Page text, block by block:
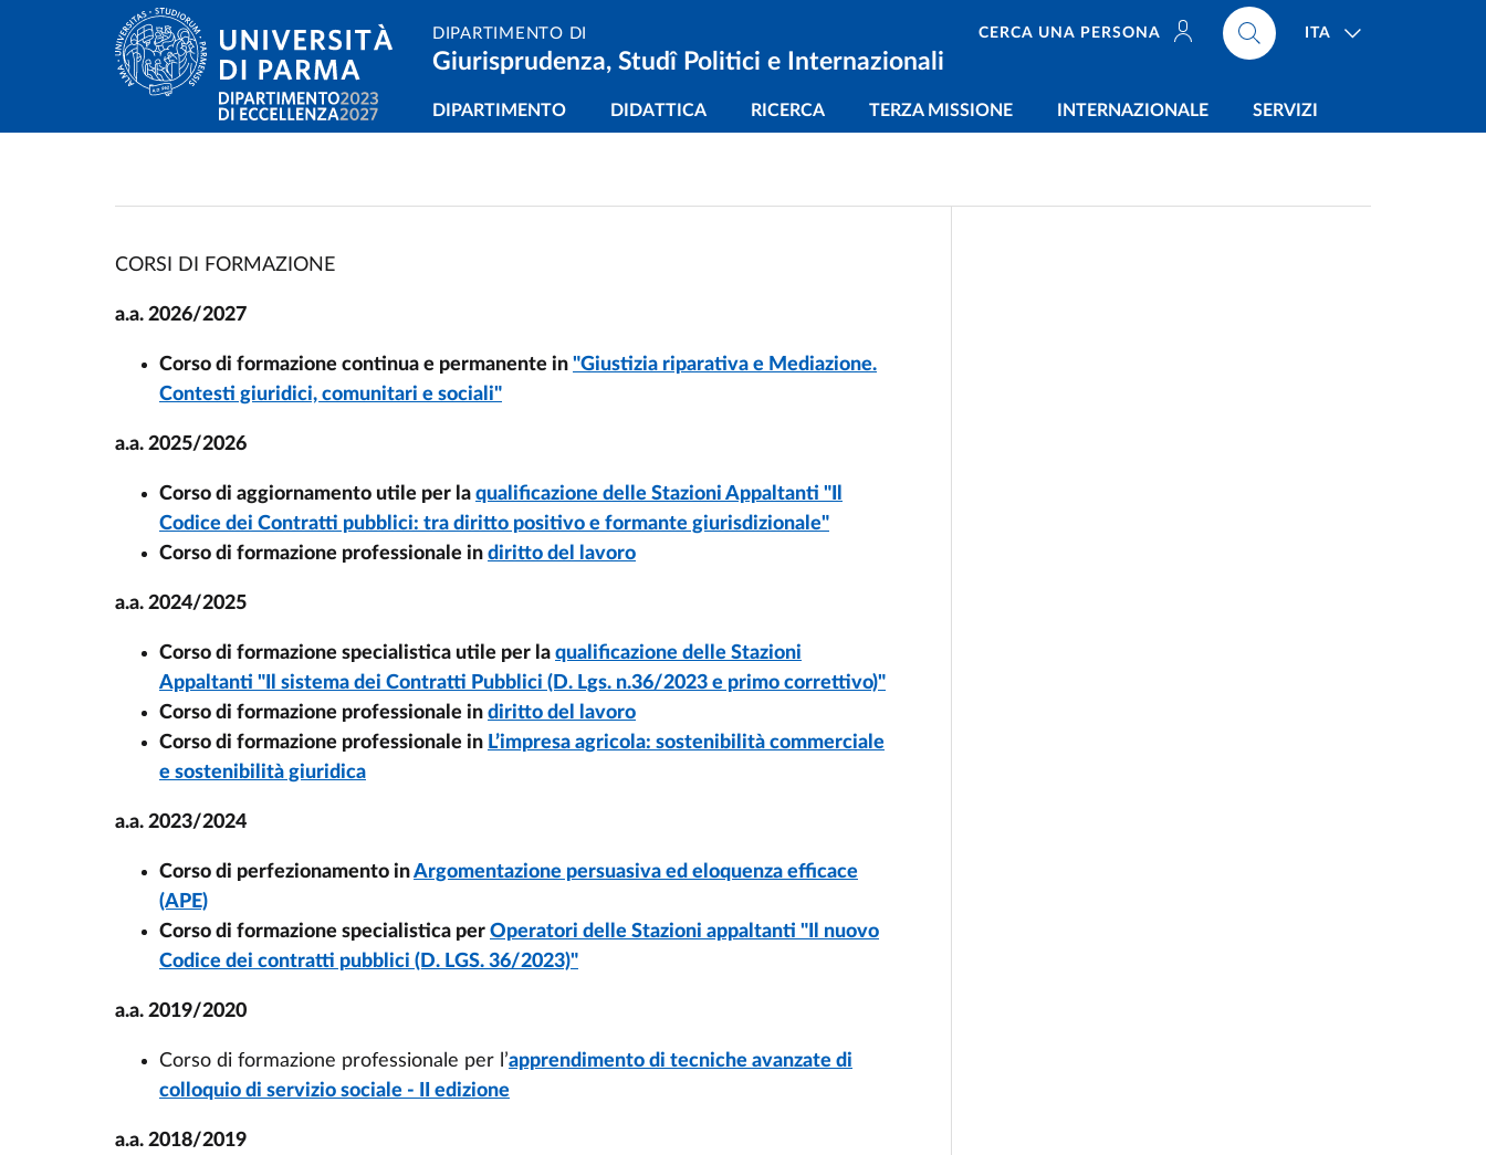
Salta al contenuto principale
Skip to footer
DIPARTIMENTO DI
Giurisprudenza, Studî Politici e Internazionali
CERCA UNA PERSONA ITA
Navigazione principale
DIPARTIMENTO DIDATTICA RICERCA TERZA MISSIONE INTERNAZIONALE SERVIZI
Home /
CORSI DI FORMAZIONE
a.a. 2026/2027
Corso di formazione continua e permanente in"Giustizia riparativa e Mediazione.
Contesti giuridici, comunitari e sociali"
a.a. 2025/2026
Corso di aggiornamento utile per laqualificazione delle Stazioni Appaltanti "Il
Codice dei Contratti pubblici: tra diritto positivo e formante giurisdizionale"
Corso di formazione professionale indiritto del lavoro
a.a. 2024/2025
Corso di formazione specialistica utile per laqualificazione delle Stazioni
Appaltanti "Il sistema dei Contratti Pubblici (D. Lgs. n.36/2023 e primo correttivo)"
Corso di formazione professionale indiritto del lavoro
Corso di formazione professionale in L’impresa agricola: sostenibilità commerciale
e sostenibilità giuridica
a.a. 2023/2024
Corso di perfezionamento inArgomentazione persuasiva ed eloquenza efficace
(APE)
Corso di formazione specialistica perOperatori delle Stazioni appaltanti "Il nuovo
Codice dei contratti pubblici (D. LGS. 36/2023)"
a.a. 2019/2020
Corso di formazione professionale per l’apprendimento di tecniche avanzate di
colloquio di servizio sociale - II edizione
a.a. 2018/2019